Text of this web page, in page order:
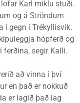
Karl miklu stuði.
og á Ströndum
í gegn í Trékyllisvík.
hópferð og
ferðina, segir Kalli.
að vinna í því
en það er nokkuð
er lagið það lag